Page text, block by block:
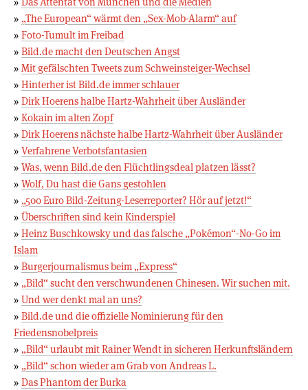
» „The European“ wärmt den „Sex-Mob-Alarm“ auf
» Foto-Tumult im Freibad
» Bild.de macht den Deutschen Angst
» Mit gefälschten Tweets zum Schweinsteiger-Wechsel
» Hinterher ist Bild.de immer schlauer
» Dirk Hoerens halbe Hartz-Wahrheit über Ausländer
» Kokain im alten Zopf
» Dirk Hoerens nächste halbe Hartz-Wahrheit über Ausländer
» Verfahrene Verbotsfantasien
» Was, wenn Bild.de den Flüchtlingsdeal platzen lässt?
» Wolf, Du hast die Gans gestohlen
» „500 Euro Bild-Zeitung-Leserreporter? Hör auf jetzt!“
» Überschriften sind kein Kinderspiel
» Heinz Buschkowsky und das falsche „Pokémon“-No-Go im
Islam
» Burgerjournalismus beim „Express“
» „Bild“ sucht den verschwundenen Chinesen. Wir suchen mit.
» Und wer denkt mal an uns?
» Bild.de und die offizielle Nominierung für den
Friedensnobelpreis
» „Bild“ urlaubt mit Rainer Wendt in sicheren Herkunftsländern
» „Bild“ schon wieder am Grab von Andreas L.
» Das Phantom der Burka